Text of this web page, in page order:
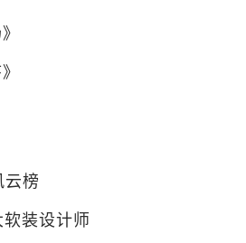
云榜
装设计师